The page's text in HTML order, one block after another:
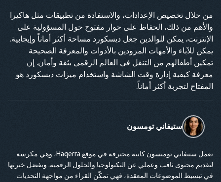
من خلال تخصيص الإعدادات، والاستفادة من تطبيقات مثل هاكيرا
والأهم من ذلك، الحفاظ على حوار مفتوح حول المسؤولية على
الإنترنت، يمكن للوالدين جعل ديسكورد مساحة أكثر أماناً وإيجابية.
يمكن للآباء والأمهات المزودين بالأدوات والمعرفة الصحيحة
تمكين أطفالهم من التنقل في العالم الرقمي بثقة وأمان. إن
معرفة كيفية إدارة وقت الشاشة واستخدام ميزات ديسكورد هو
المفتاح لتجربة أكثر أماناً.
ستيفاني تومسون
تعمل ستيفاني تومبسون كاتبة محترفة في موقع Haqerra، وهي مكرسة
لتقديم محتوى ثاقب وعملي عن التكنولوجيا والحلول الرقمية. وبفضل خبرتها
في تبسيط الموضوعات المعقدة، فهي تمكّن القراء من مواجهة التحديات